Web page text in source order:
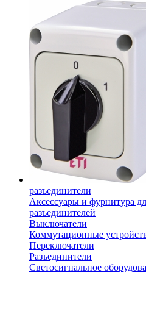
разъединители
Аксессуары и фурнитура
разъединителей
Выключатели
Коммутационные
Переключатели
Разъединители
Светосигнальное